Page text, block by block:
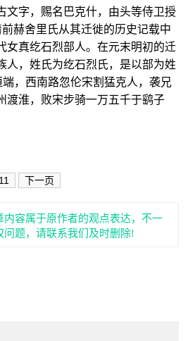
文字，赐名巴克什，由头等侍卫授
赫舍里氏从其迁徙的历史记载中
女真纥石烈部人。在元末明初的迁
人，姓氏为纥石烈氏，是以部为姓
，西南路忽伦宋割猛克人，袭兄
渡淮，败宋步骑一万五千于鹞子
11 下一页
容属于原作者的观点表达，不一
题，请联系我们及时删除!